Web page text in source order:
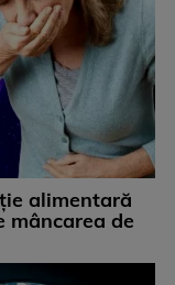
alimentară
mâncarea de